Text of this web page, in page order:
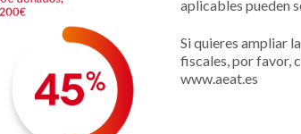
aplicables pueden
Si quieres ampliar
fiscales, por favor,
www.aeat.es